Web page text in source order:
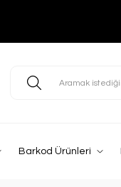
Barkod Ürünleri